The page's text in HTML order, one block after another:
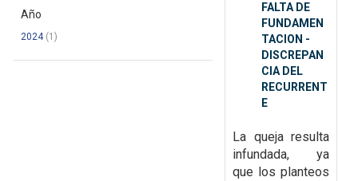
Año
2024(1)
FALTA DE
FUNDAMEN
TACION -
DISCREPAN
CIA DEL
RECURRENT
E
La queja resulta
infundada, ya
que los planteos